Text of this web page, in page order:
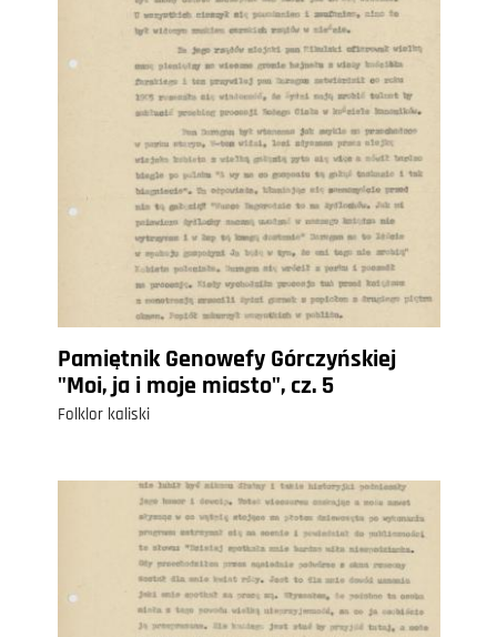
Pamiętnik Genowefy Górczyńskiej
"Moi, ja i moje miasto", cz. 5
Folklor kaliski